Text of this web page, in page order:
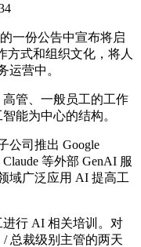
一份公告中宣布将启
方式和组织文化，将人
运营中。
管、一般员工的工作
能为中心的结构。
公司推出 Google
等外部 GenAI 服
域广泛应用 AI 提高工
进行 AI 相关培训。对
总裁级别主管的两天